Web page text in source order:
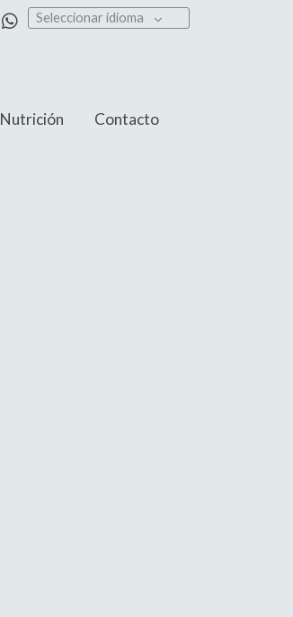
Seleccionar idioma
Nutrición Contacto